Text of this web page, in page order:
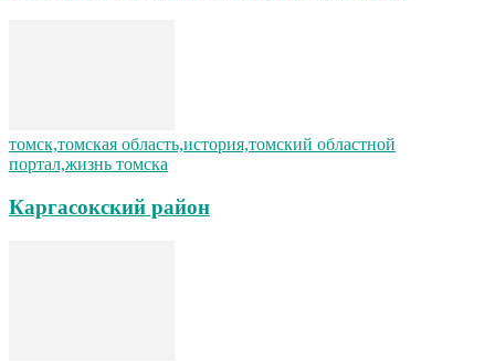
томск,томская область,история,томский областной
портал,жизнь томска
Каргасокский район